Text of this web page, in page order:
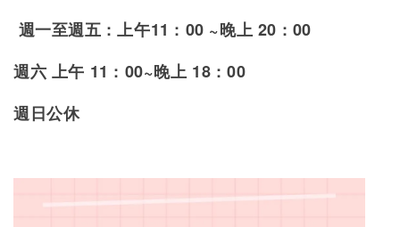
週一至週五 : 上午11 : 00 ~晚上 20 : 00
週六 上午 11 : 00~晚上 18 : 00
週日公休